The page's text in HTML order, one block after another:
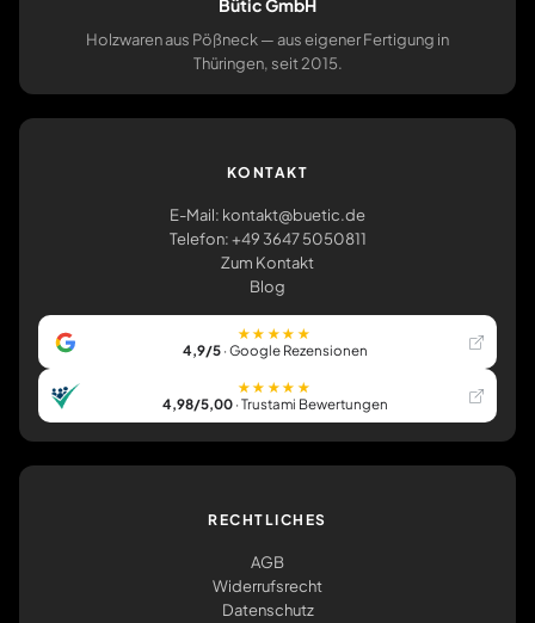
Bütic GmbH
Holzwaren aus Pößneck — aus eigener Fertigung in
Thüringen, seit 2015.
KONTAKT
E-Mail: kontakt@buetic.de
Telefon: +49 3647 5050811
Zum Kontakt
Blog
★★★★★
4,9/5· Google Rezensionen
★★★★★
4,98/5,00· Trustami Bewertungen
RECHTLICHES
AGB
Widerrufsrecht
Datenschutz